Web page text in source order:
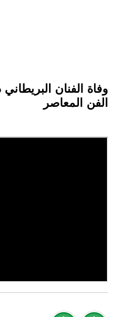
وفاة الفنان
الفن المعاصر